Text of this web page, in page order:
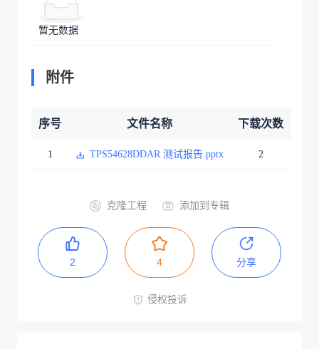
暂无数据
附件
序号 文件名称 下载次数
1 TPS54628DDAR 测试报告.pptx 2
克隆工程 添加到专辑
2 4 分享
侵权投诉